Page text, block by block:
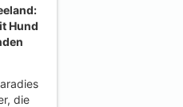
Hund
die